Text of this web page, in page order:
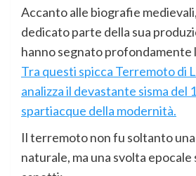
Accanto alle biografie
dedicato parte della sua
hanno segnato profondamente
Tra questi spicca Terremoto di
analizza il devastante sisma del
spartiacque della modernità.
Il terremoto non fu soltanto
naturale, ma una svolta